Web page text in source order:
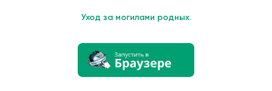
Уход за могилами родных.